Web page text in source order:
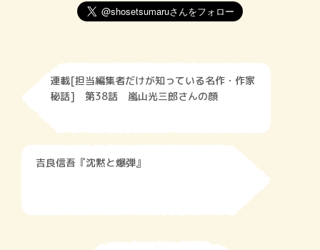
連載[担当編集者だけが知っている名作・作家
秘話] 第38話 嵐山光三郎さんの顔
吉良信吾『沈黙と爆弾』